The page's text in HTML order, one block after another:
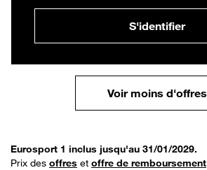
S'identifier
Voir moins d'offres
Eurosport 1 inclus jusqu'au 31/01/2029.
Prix des offres et offre de remboursement